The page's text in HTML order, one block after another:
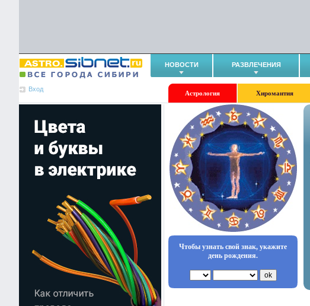
НОВОСТИ РАЗВЛЕЧЕНИЯ
Вход
Астрология Хиромантия
Чтобы узнать свой знак, укажите
день рождения.